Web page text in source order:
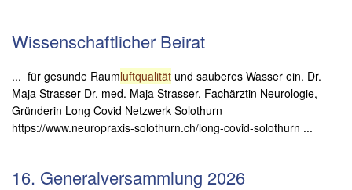
Wissenschaftlicher Beirat
... für gesunde Raumluftqualität und sauberes Wasser ein. Dr.
Maja Strasser Dr. med. Maja Strasser, Fachärztin Neurologie,
Gründerin Long Covid Netzwerk Solothurn
https://www.neuropraxis-solothurn.ch/long-covid-solothurn ...
16. Generalversammlung 2026